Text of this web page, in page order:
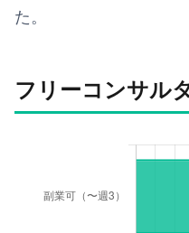
た。
フリーコンサル